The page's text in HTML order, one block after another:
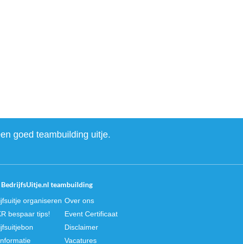
goed teambuilding uitje.
teambuilding
organiseren
bespaar tips!
Over ons
Event Certificaat
Disclaimer
Vacatures